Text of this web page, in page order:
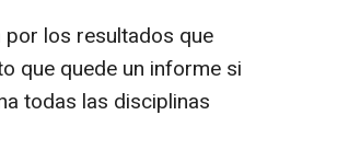
los resultados que
que quede un informe si
todas las disciplinas